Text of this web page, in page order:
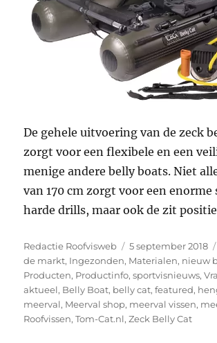
De gehele uitvoering van de zeck
zorgt voor een flexibele en een
menige andere belly boats. Niet
van 170 cm zorgt voor een
harde drills, maar ook de zit
Auteur
Redactie Roofvisweb
Geplaatst
op
5 september 2018
de markt, Ingezonden, Materialen, nieuw
Producten, Productinfo,sportvisnieuws,
aktueel, Belly Boat, belly cat,featured,
meerval, Meerval shop, meerval vissen,
Roofvissen,Tom-Cat.nl,Zeck Belly Cat